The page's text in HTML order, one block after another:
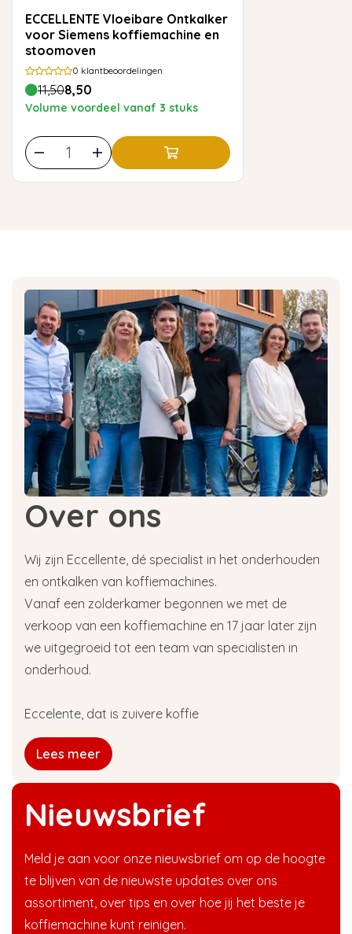
ECCELLENTE Vloeibare Ontkalker
voor Siemens koffiemachine en
stoomoven
0 klantbeoordelingen
11,508,50
Volume voordeel vanaf 3 stuks
Nieuwsbrief
Meld je aan voor onze nieuwsbrief om op de hoogte
te blijven van de nieuwste updates over ons
assortiment, over tips en over hoe jij het beste je
koffiemachine kunt reinigen.
Over ons
Wij zijn Eccellente, dé specialist in het onderhouden
en ontkalken van koffiemachines.
Vanaf een zolderkamer begonnen we met de
verkoop van een koffiemachine en 17 jaar later zijn
we uitgegroeid tot een team van specialisten in
onderhoud.
Eccelente, dat is zuivere koffie
Lees meer